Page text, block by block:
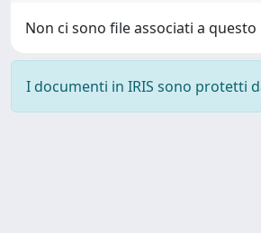
Non ci sono file associati a
I documenti in IRIS sono protetti